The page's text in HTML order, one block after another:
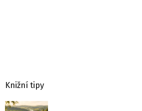
Knižní tipy